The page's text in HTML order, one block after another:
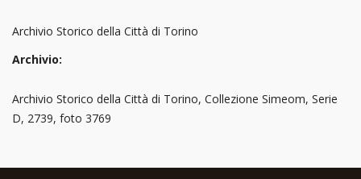
Archivio Storico della Città di Torino
Archivio:
Archivio Storico della Città di Torino, Collezione Simeom, Serie
D, 2739, foto 3769